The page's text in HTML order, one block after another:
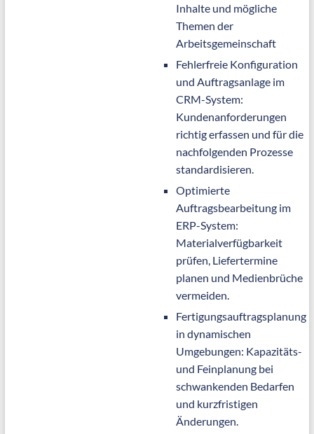
Inhalte und mögliche
Themen der
Arbeitsgemeinschaft
Fehlerfreie Konfiguration
und Auftragsanlage im
CRM-System:
Kundenanforderungen
richtig erfassen und für die
nachfolgenden Prozesse
standardisieren.
Optimierte
Auftragsbearbeitung im
ERP-System:
Materialverfügbarkeit
prüfen, Liefertermine
planen und Medienbrüche
vermeiden.
Fertigungsauftragsplanung
in dynamischen
Umgebungen: Kapazitäts-
und Feinplanung bei
schwankenden Bedarfen
und kurzfristigen
Änderungen.